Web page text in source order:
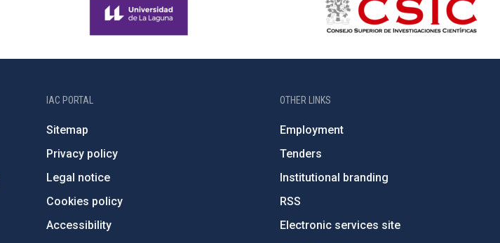
IAC PORTAL
Sitemap
Privacy policy
Legal notice
Cookies policy
Accessibility
OTHER LINKS
Employment
Tenders
Institutional branding
RSS
Electronic services site